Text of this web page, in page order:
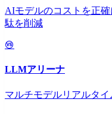
AIモデルのコストを正
駄を削減
LLMアリーナ
マルチモデルリアルタ